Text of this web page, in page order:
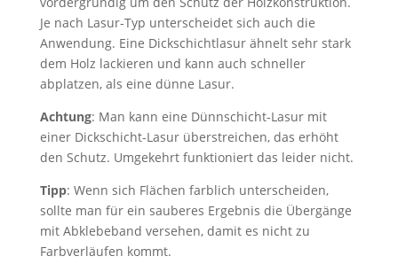
Je nach Lasur-Typ unterscheidet sich auch die
Anwendung. Eine Dickschichtlasur ähnelt sehr stark
dem Holz lackieren und kann auch schneller
abplatzen, als eine dünne Lasur.
Achtung: Man kann eine Dünnschicht-Lasur mit
einer Dickschicht-Lasur überstreichen, das erhöht
den Schutz. Umgekehrt funktioniert das leider nicht.
Tipp: Wenn sich Flächen farblich unterscheiden,
sollte man für ein sauberes Ergebnis die Übergänge
mit Abklebeband versehen, damit es nicht zu
Farbverläufen kommt.